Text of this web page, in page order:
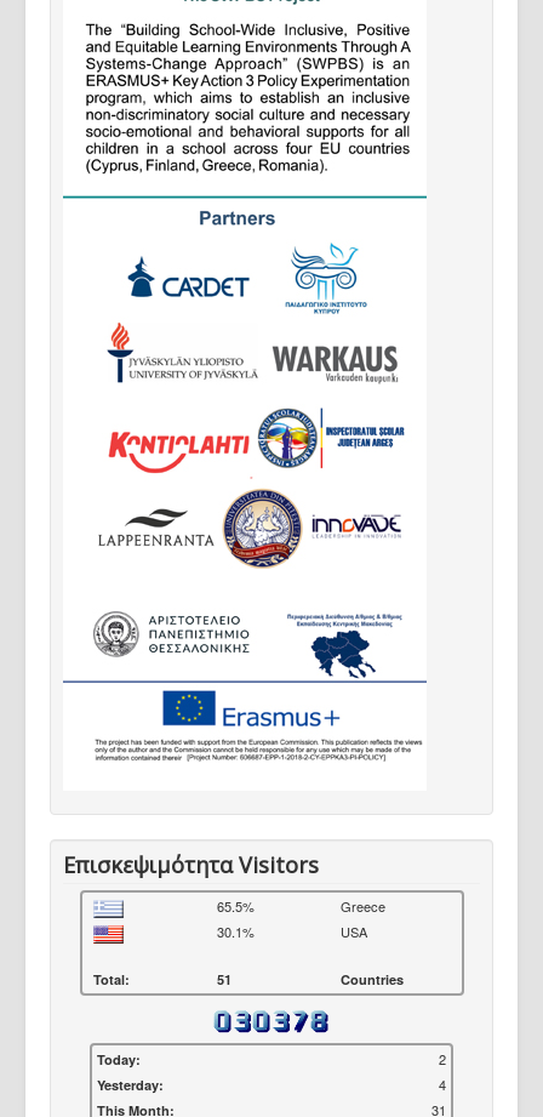
Επισκεψιμότητα Visitors
65.5%
Greece
30.1%
USA
Total: 51 Countries
Today: 2
Yesterday: 4
This Month: 31